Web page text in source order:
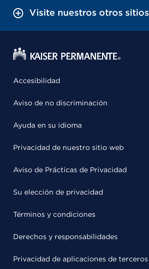
Visite nuestros otros sitios
Accesibilidad
Aviso de no discriminación
Ayuda en su idioma
Privacidad de nuestro sitio web
Aviso de Prácticas de Privacidad
Su elección de privacidad
Términos y condiciones
Derechos y responsabilidades
Privacidad de aplicaciones de terceros